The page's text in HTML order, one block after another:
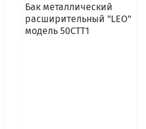
Бак металлический
расширительный "LEO"
модель 50СТТ1